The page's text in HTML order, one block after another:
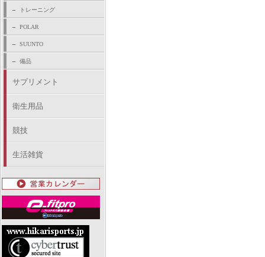
トレーニング
POLAR
SUUNTO
備品
サプリメント
衛生用品
競技
生活雑貨